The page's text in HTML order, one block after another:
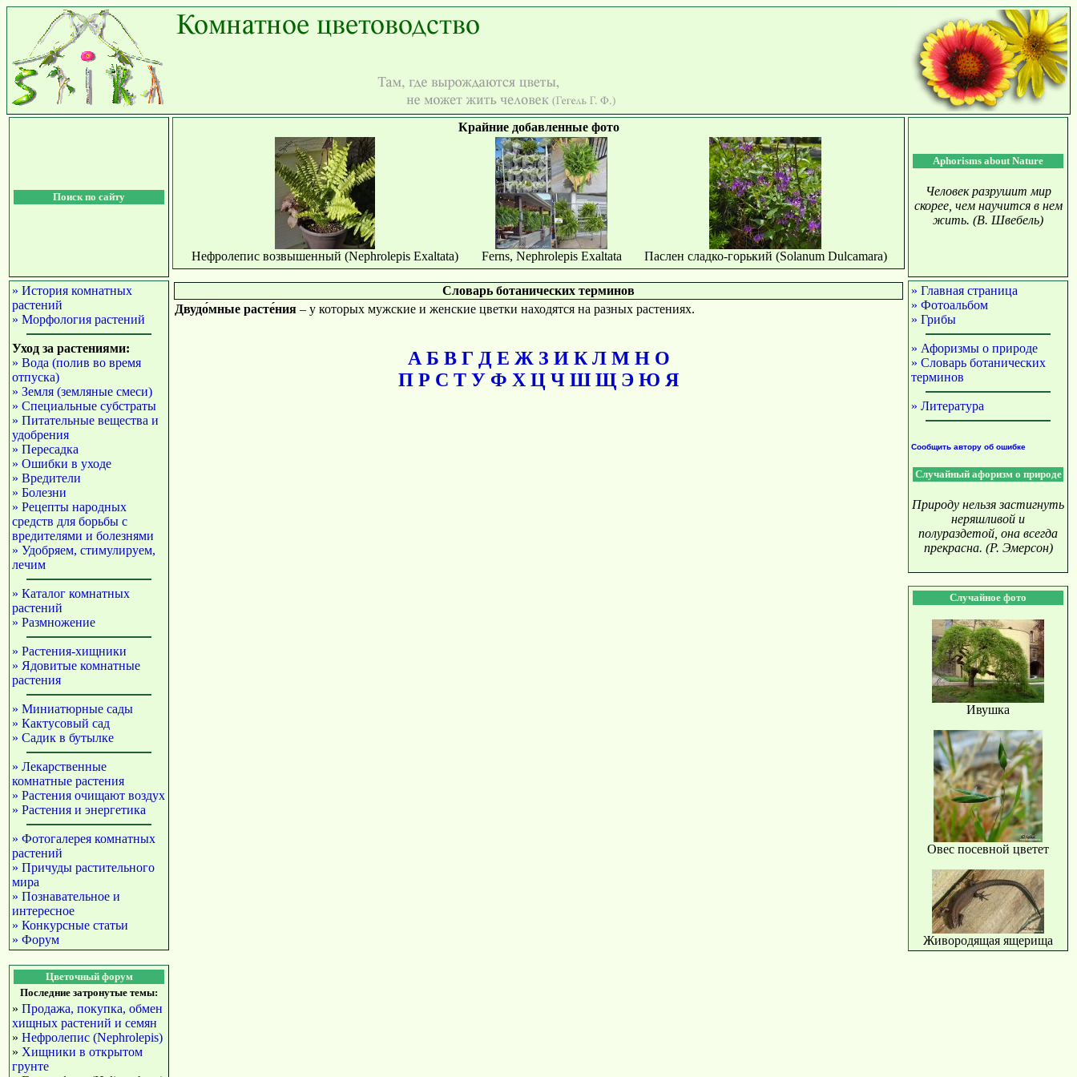
Поиск по сайту
Крайние добавленные фото
Нефролепис возвышенный (Nephrolepis Exaltata) Ferns, Nephrolepis Exaltata Паслен сладко-горький (Solanum Dulcamara)
Aphorisms about Nature
Человек разрушит мир
скорее, чем научится в нем
жить. (В. Швебель)
» История комнатных
растений
» Морфология растений
Уход за растениями:
» Вода (полив во время
отпуска)
» Земля (земляные смеси)
» Специальные субстраты
» Питательные вещества и
удобрения
» Пересадка
» Ошибки в уходе
» Вредители
» Болезни
» Рецепты народных
средств для борьбы с
вредителями и болезнями
» Удобряем, стимулируем,
лечим
» Каталог комнатных
растений
» Размножение
» Растения-хищники
» Ядовитые комнатные
растения
» Миниатюрные сады
» Кактусовый сад
» Садик в бутылке
» Лекарственные
комнатные растения
» Растения очищают воздух
» Растения и энергетика
» Фотогалерея комнатных
растений
» Причуды растительного
мира
» Познавательное и
интересное
» Конкурсные статьи
» Форум
Цветочный форум
Последние затронутые темы:
» Продажа, покупка, обмен
хищных растений и семян
» Нефролепис (Nephrolepis)
» Хищники в открытом
грунте
Словарь ботанических терминов
Двудо́мные расте́ния – у которых мужские и женские цветки находятся на разных растениях.
А Б В Г Д Е Ж З И К Л М Н О
П Р С Т У Ф Х Ц Ч Ш Щ Э Ю Я
» Главная страница
» Фотоальбом
» Грибы
» Афоризмы о природе
» Словарь ботанических
терминов
» Литература
Сообщить автору об ошибке
Случайный афоризм о природе
Природу нельзя застигнуть
неряшливой и
полураздетой, она всегда
прекрасна. (Р. Эмерсон)
Случайное фото
Ивушка
Овес посевной цветет
Живородящая ящерища